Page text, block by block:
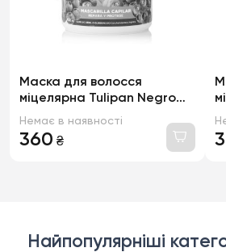
Маска для волосся
міцелярна Tulipan Negro
відновлення та захист,
400мл
360 ₴
Немає в наявності
Найпопулярніші